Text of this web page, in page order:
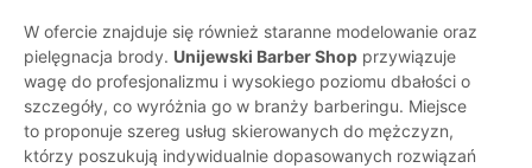
W ofercie znajduje się również staranne modelowanie oraz
pielęgnacja brody. Unijewski Barber Shop przywiązuje
wagę do profesjonalizmu i wysokiego poziomu dbałości o
szczegóły, co wyróżnia go w branży barberingu. Miejsce
to proponuje szereg usług skierowanych do mężczyzn,
którzy poszukują indywidualnie dopasowanych rozwiązań